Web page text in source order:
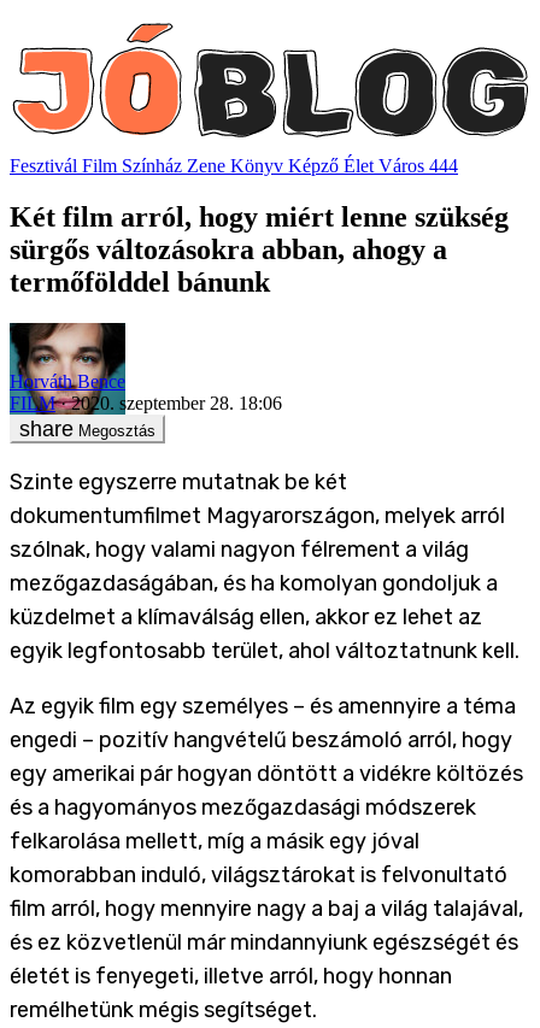
Fesztivál Film Színház Zene Könyv Képző Élet Város 444
Két film arról, hogy miért lenne szükség
sürgős változásokra abban, ahogy a
termőfölddel bánunk
Horváth Bence
FILM
2020. szeptember 28. 18:06
Megosztás
Szinte egyszerre mutatnak be két
dokumentumfilmet Magyarországon, melyek arról
szólnak, hogy valami nagyon félrement a világ
mezőgazdaságában, és ha komolyan gondoljuk a
küzdelmet a klímaválság ellen, akkor ez lehet az
egyik legfontosabb terület, ahol változtatnunk kell.
Az egyik film egy személyes – és amennyire a téma
engedi – pozitív hangvételű beszámoló arról, hogy
egy amerikai pár hogyan döntött a vidékre költözés
és a hagyományos mezőgazdasági módszerek
felkarolása mellett, míg a másik egy jóval
komorabban induló, világsztárokat is felvonultató
film arról, hogy mennyire nagy a baj a világ talajával,
és ez közvetlenül már mindannyiunk egészségét és
életét is fenyegeti, illetve arról, hogy honnan
remélhetünk mégis segítséget.